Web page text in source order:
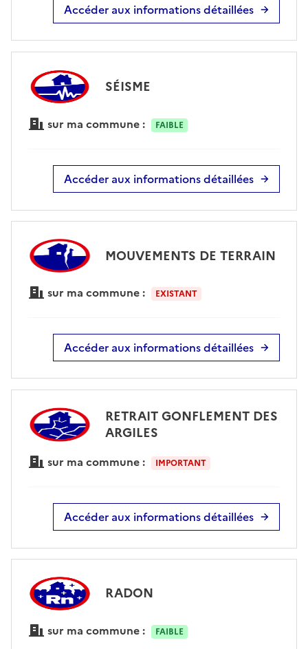
Accéder aux informations détaillées
SÉISME
sur ma commune : FAIBLE
Accéder aux informations détaillées
MOUVEMENTS DE TERRAIN
sur ma commune : EXISTANT
Accéder aux informations détaillées
RETRAIT GONFLEMENT DES
ARGILES
sur ma commune : IMPORTANT
Accéder aux informations détaillées
RADON
sur ma commune : FAIBLE